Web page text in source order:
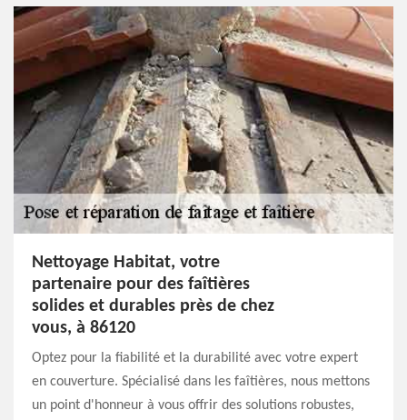
Nettoyage Habitat, votre
partenaire pour des faîtières
solides et durables près de chez
vous, à 86120
Optez pour la fiabilité et la durabilité avec votre expert
en couverture. Spécialisé dans les faîtières, nous mettons
un point d'honneur à vous offrir des solutions robustes,